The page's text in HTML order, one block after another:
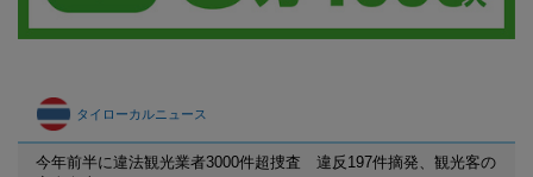
タイローカルニュース
今年前半に違法観光業者3000件超捜査 違反197件摘発、観光客の